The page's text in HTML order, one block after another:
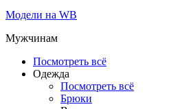
Модели на WB
Мужчинам
Посмотреть всё
Одежда
Посмотреть всё
Брюки